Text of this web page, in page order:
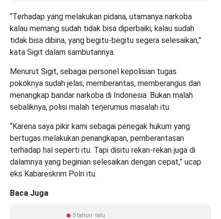
“Terhadap yang melakukan pidana, utamanya narkoba
kalau memang sudah tidak bisa diperbaiki, kalau sudah
tidak bisa dibina, yang begitu-begitu segera selesaikan,”
kata Sigit dalam sambutannya.
Menurut Sigit, sebagai personel kepolisian tugas
pokoknya sudah jelas, memberantas, memberangus dan
menangkap bandar narkoba di Indonesia. Bukan malah
sebaliknya, polisi malah terjerumus masalah itu.
“Karena saya pikir kami sebagai penegak hukum yang
bertugas melakukan penangkapan, pemberantasan
terhadap hal seperti itu. Tapi disitu rekan-rekan juga di
dalamnya yang beginian selesaikan dengan cepat,” ucap
eks Kabareskrim Polri itu.
Baca Juga
5 tahun lalu